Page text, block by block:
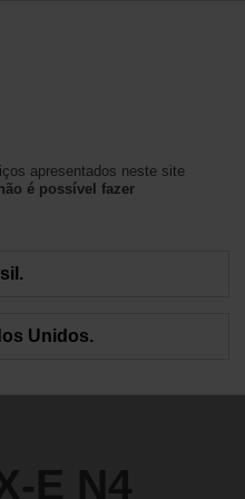
E N4
apresentados neste site
é possível fazer
Unidos.